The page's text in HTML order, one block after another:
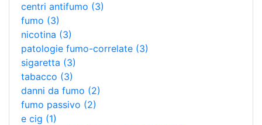
centri antifumo (3)
fumo (3)
nicotina (3)
patologie fumo-correlate (3)
sigaretta (3)
tabacco (3)
danni da fumo (2)
fumo passivo (2)
e cig (1)